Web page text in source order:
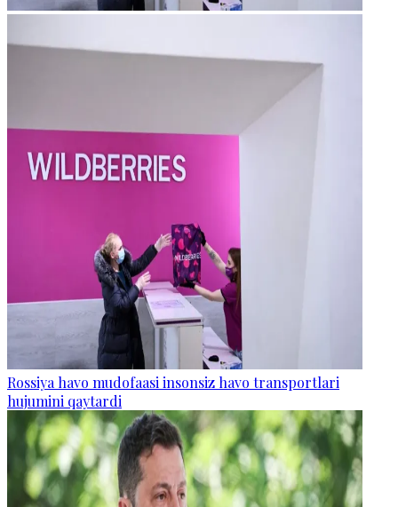
Rossiya havo mudofaasi insonsiz havo transportlari
hujumini qaytardi